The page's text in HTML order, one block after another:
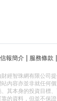
信報簡介 服務條款
財經智珠網有限公司
內容亦並非就任何
其本身的投資目標
的資料，但並不保